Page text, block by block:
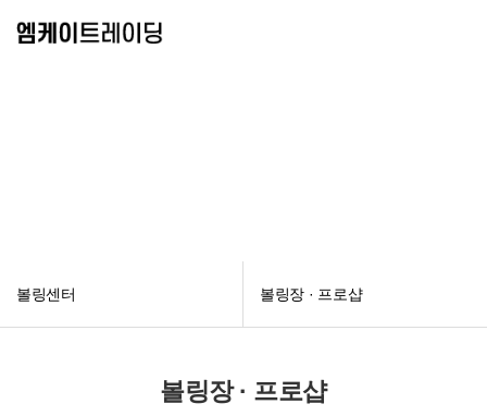
볼링센터 볼링장 · 프로샵
볼링장 · 프로샵